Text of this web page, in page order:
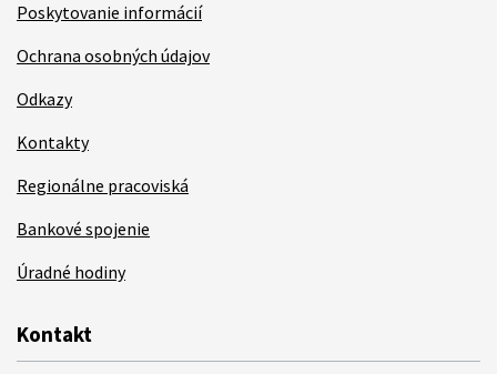
Poskytovanie informácií
Ochrana osobných údajov
Odkazy
Kontakty
Regionálne pracoviská
Bankové spojenie
Úradné hodiny
Kontakt